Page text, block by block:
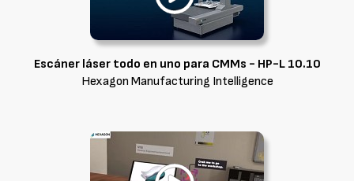
Escáner láser todo en uno para CMMs - HP-L 10.10
Hexagon Manufacturing Intelligence